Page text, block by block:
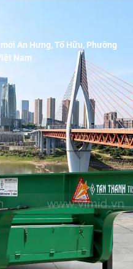
An Hưng, Tố Hữu, Phường
Nam